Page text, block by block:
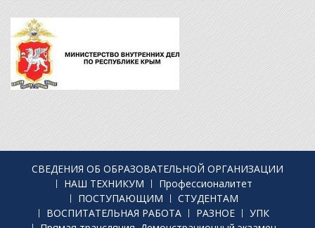
СВЕДЕНИЯ ОБ ОБРАЗОВАТЕЛЬНОЙ ОРГАНИЗАЦИИ
НАШ ТЕХНИКУМ
Профессионалитет
ПОСТУПАЮЩИМ
СТУДЕНТАМ
ВОСПИТАТЕЛЬНАЯ РАБОТА
РАЗНОЕ
УПК